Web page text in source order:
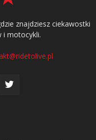
znajdziesz ciekawostki
i motocykli.